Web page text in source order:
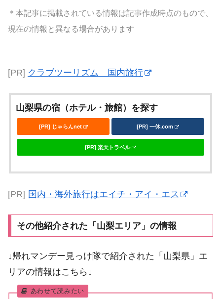
＊本記事に掲載されている情報は記事作成時点のもので、
現在の情報と異なる場合があります
[PR] クラブツーリズム 国内旅行
山梨県の宿（ホテル・旅館）を探す
[PR] じゃらんnet [PR] 一休.com
[PR] 楽天トラベル
[PR] 国内・海外旅行はエイチ・アイ・エス
その他紹介された「山梨エリア」の情報
↓帰れマンデー見っけ隊で紹介された「山梨県」エ
リアの情報はこちら↓